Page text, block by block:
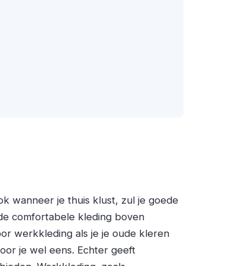
wanneer je thuis klust, zul je goede
comfortabele kleding boven
werkkleding als je je oude kleren
je wel eens. Echter geeft